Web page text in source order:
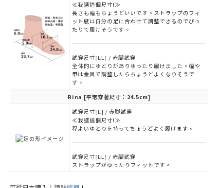
≪我選這個尺寸!≫
長さも幅もちょうどいいです。ストラップのフィ
ット感は自分の足に合わせて調整できるのでぴっ
たりで履けそうです。
試穿尺寸[LL] / 赤腳試穿
全体的にゆとりがありゆったり履けました。幅や
甲は金具で調整したらちょうどよくなりそうで
す。
Rina [平常穿著尺寸：24.5cm]
試穿尺寸[L] / 赤腳試穿
≪我選這個尺寸!≫
程よいゆとりを持ってちょうどよく履けます。
試穿尺寸[LL] / 赤腳試穿
ストラップがゆったりフィットです。